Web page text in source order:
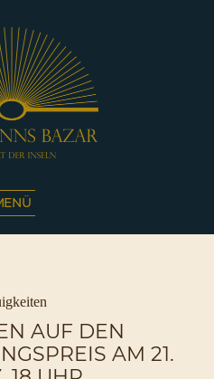
Kategorien
AUF DEN B
AM 21. M